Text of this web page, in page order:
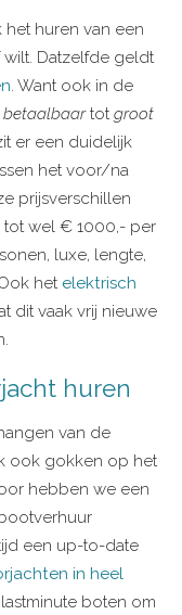
het huren van een
Datzelfde geldt
. Want ook in de
betaalbaartotgroot
er een duidelijk
het voor/na
prijsverschillen
wel € 1000,- per
luxe, lengte,
het elektrisch
dit vaak vrij nieuwe
huren
van de
ook gokken op het
hebben we een
een up-to-date
in heel
boten om